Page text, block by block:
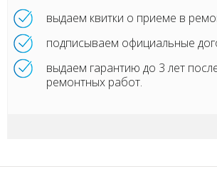
выдаем квитки о приеме в
подписываем официальные
выдаем гарантию до 3 лет
ремонтных работ.